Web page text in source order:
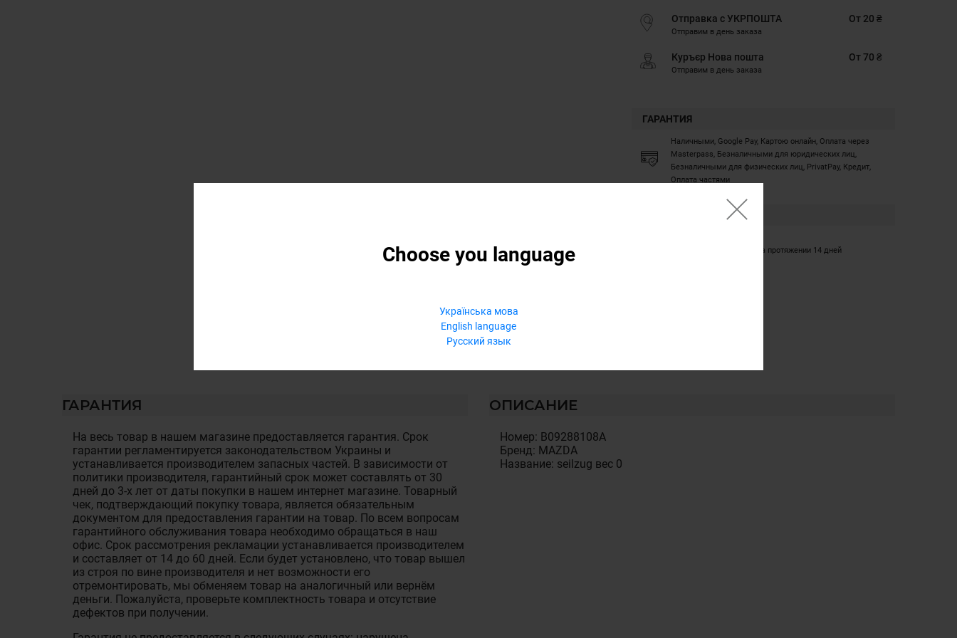
Choose you language
Українська мова
English language
Русский язык
Отправка с УКРПОШТА
Отправим в день заказа
От 20 ₴
Куръєр Нова пошта
Отправим в день заказа
От 70 ₴
ГАРАНТИЯ
Наличными, Google Pay, Картою онлайн, Оплата через
Masterpass, Безналичными для юридических лиц,
Безналичными для физических лиц, PrivatPay, Кредит,
Оплата частями
Обмен/возврат товара на протяжении 14 дней
ГАРАНТИЯ
На весь товар в нашем магазине предоставляется гарантия. Срок
гарантии регламентируется законодательством Украины и
устанавливается производителем запасных частей. В зависимости от
политики производителя, гарантийный срок может составлять от 30
дней до 3-х лет от даты покупки в нашем интернет магазине. Товарный
чек, подтверждающий покупку товара, является обязательным
документом для предоставления гарантии на товар. По всем вопросам
гарантийного обслуживания товара необходимо обращаться в наш
офис. Срок рассмотрения рекламации устанавливается производителем
и составляет от 14 до 60 дней. Если будет установлено, что товар вышел
из строя по вине производителя и нет возможности его
отремонтировать, мы обменяем товар на аналогичный или вернём
деньги. Пожалуйста, проверьте комплектность товара и отсутствие
дефектов при получении.
ОПИСАНИЕ
Номер: B09288108A
Бренд: MAZDA
Название: seilzug вес 0